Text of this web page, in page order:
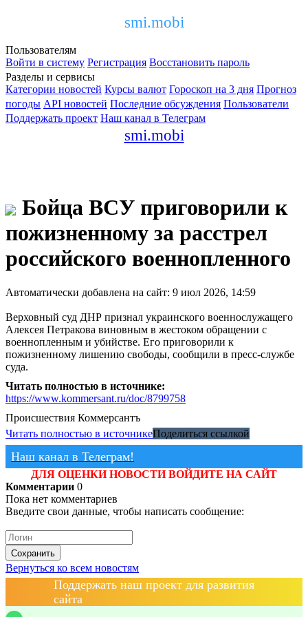
smi.mobi
Пользователям
Войти в систему Регистрация Восстановить пароль
Разделы и сервисы
Категории новостей Курсы валют Гороскоп на 3 дня Прогноз
погоды API новостей Последние обсуждения Пользователи
Поддержать проект Наш канал в Телеграм
smi.mobi
Бойца ВСУ приговорили к
пожизненному за расстрел
российского военнопленного
Автоматически добавлена на сайт: 9 июл 2026, 14:59
Верховный суд ДНР признал украинского военнослужащего
Алексея Петракова виновным в жестоком обращении с
военнопленным и убийстве. Его приговорили к
пожизненному лишению свободы, сообщили в пресс-службе
суда.
Читать полностью в источнике:
https://www.kommersant.ru/doc/8799758
Происшествия Коммерсантъ
Читать полностью в источникеПоделиться ссылкой
Наш канал в Телеграм!
ДЛЯ ОЦЕНКИ НОВОСТИ ВОЙДИТЕ НА САЙТ
Комментарии 0
Пока нет комментариев
Введите свои данные, чтобы написать сообщение:
Сохранить
Вернуться ко всем новостям
Поддержать наш проект для развития
сайта